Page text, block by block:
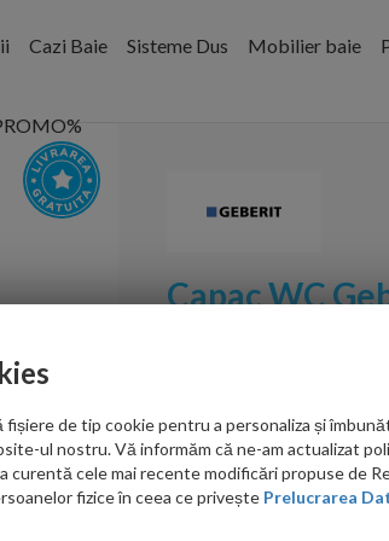
Cazi Baie Sisteme Dus Mobilier baie
Capac WC
862.00 RON
Ati gasit in alta
fișiere de tip cookie pentru a personaliza și
ul nostru. Vă informăm că ne-am actualizat
curentă cele mai recente modificări propuse de
fizice în ceea ce privește Prelucrarea